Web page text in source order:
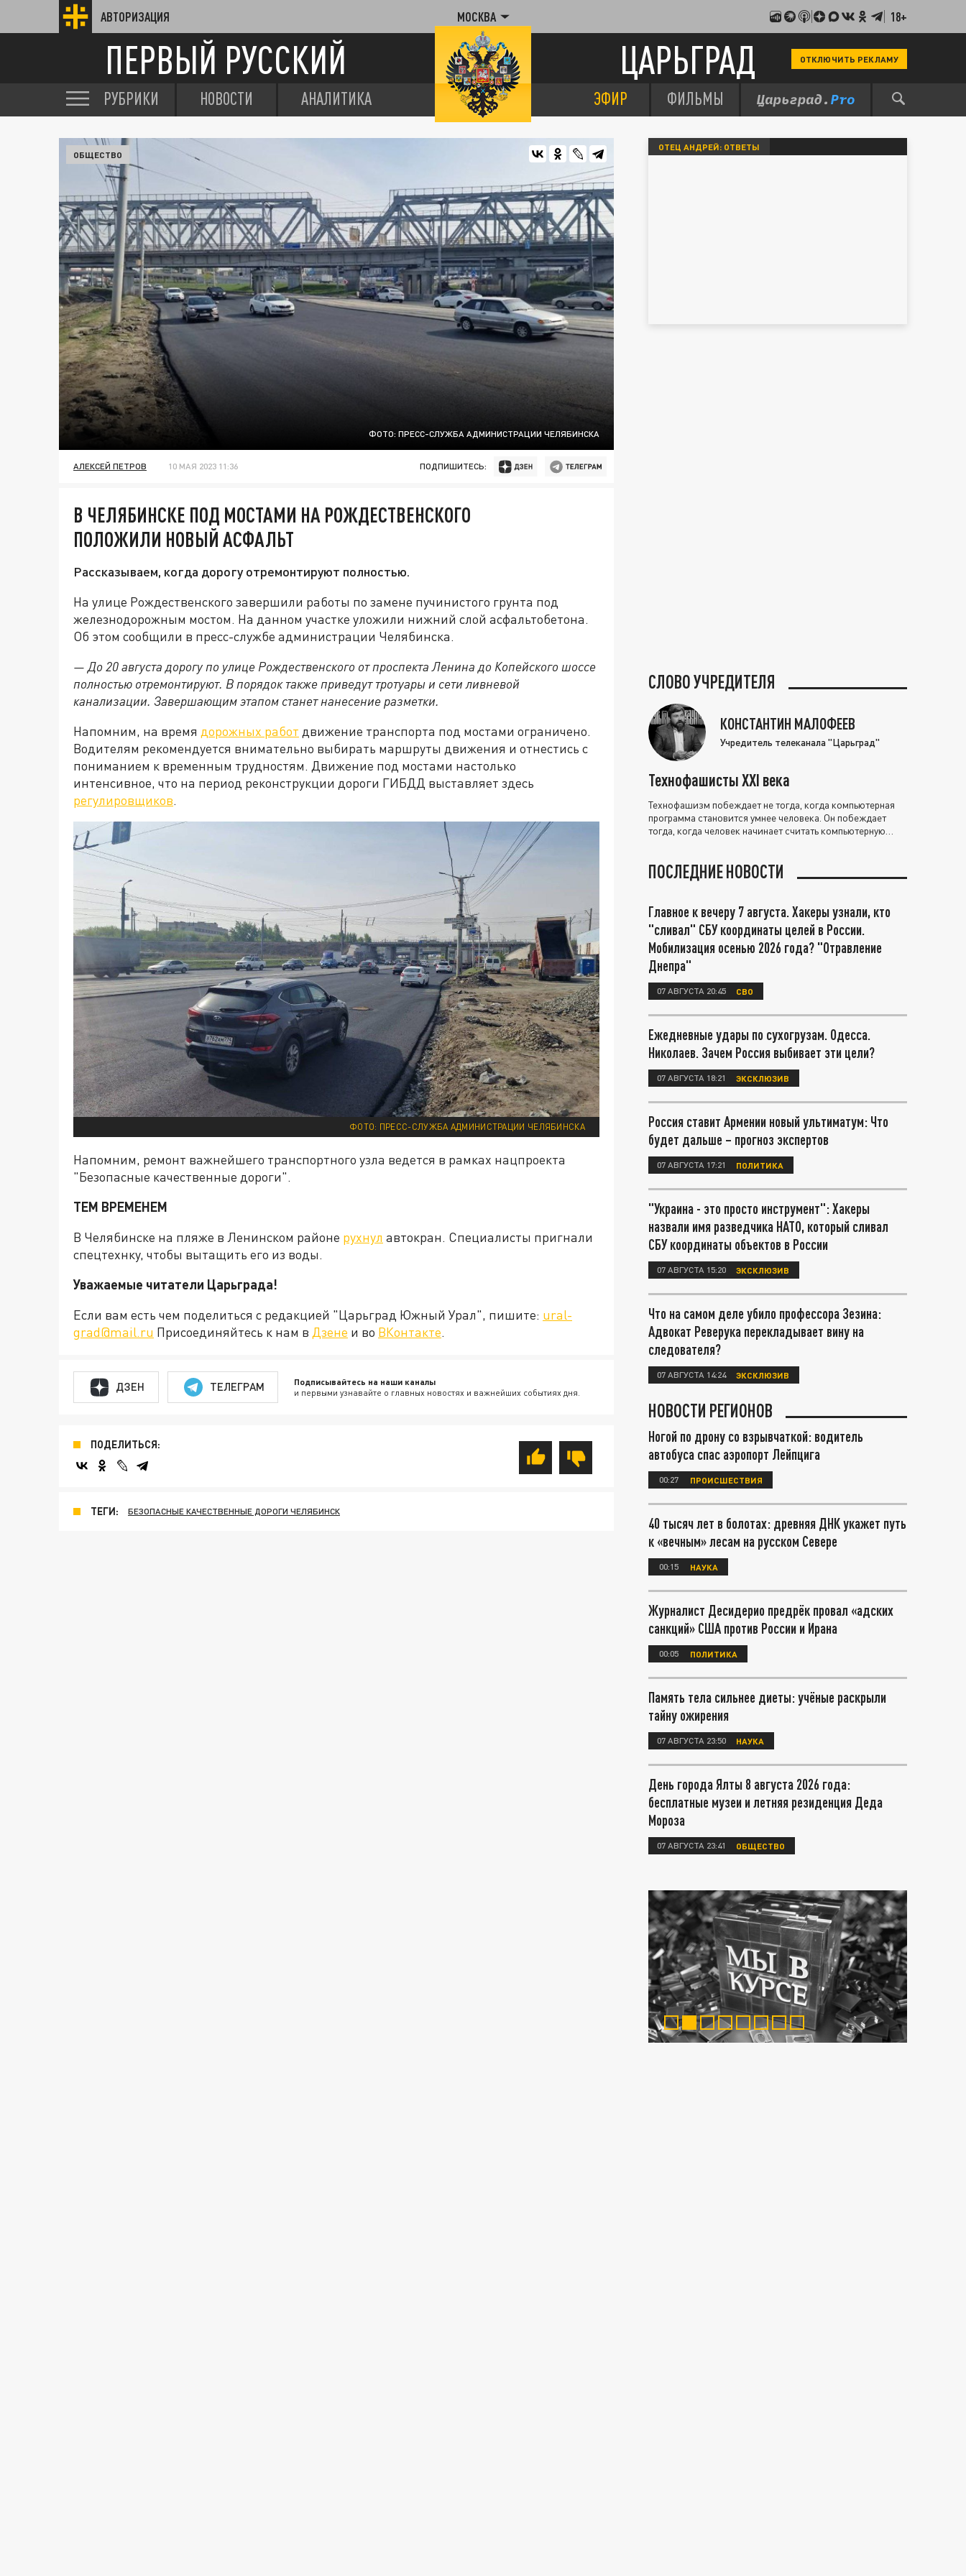
АВТОРИЗАЦИЯ МОСКВА 18+
ПЕРВЫЙ РУССКИЙ ЦАРЬГРАД ОТКЛЮЧИТЬ РЕКЛАМУ
РУБРИКИ НОВОСТИ АНАЛИТИКА ЭФИР ФИЛЬМЫ
ФОТО: ПРЕСС-СЛУЖБА АДМИНИСТРАЦИИ ЧЕЛЯБИНСКА
ОБЩЕСТВО
АЛЕКСЕЙ ПЕТРОВ 10 МАЯ 2023 11:36 ПОДПИШИТЕСЬ:
В ЧЕЛЯБИНСКЕ ПОД МОСТАМИ НА РОЖДЕСТВЕНСКОГО
ПОЛОЖИЛИ НОВЫЙ АСФАЛЬТ
Рассказываем, когда дорогу отремонтируют полностью.
На улице Рождественского завершили работы по замене пучинистого грунта под
железнодорожным мостом. На данном участке уложили нижний слой асфальтобетона.
Об этом сообщили в пресс-службе администрации Челябинска.
— До 20 августа дорогу по улице Рождественского от проспекта Ленина до Копейского шоссе
полностью отремонтируют. В порядок также приведут тротуары и сети ливневой
канализации. Завершающим этапом станет нанесение разметки.
Напомним, на время дорожных работ движение транспорта под мостами ограничено.
Водителям рекомендуется внимательно выбирать маршруты движения и отнестись с
пониманием к временным трудностям. Движение под мостами настолько
интенсивное, что на период реконструкции дороги ГИБДД выставляет здесь
регулировщиков.
ФОТО: ПРЕСС-СЛУЖБА АДМИНИСТРАЦИИ ЧЕЛЯБИНСКА
Напомним, ремонт важнейшего транспортного узла ведется в рамках нацпроекта
"Безопасные качественные дороги".
ТЕМ ВРЕМЕНЕМ
В Челябинске на пляже в Ленинском районе рухнул автокран. Специалисты пригнали
спецтехнку, чтобы вытащить его из воды.
Уважаемые читатели Царьграда!
Если вам есть чем поделиться с редакцией "Царьград Южный Урал", пишите: ural-
grad@mail.ru Присоединяйтесь к нам в Дзене и во ВКонтакте.
ДЗЕН ТЕЛЕГРАМ Подписывайтесь на наши каналы
и первыми узнавайте о главных новостях и важнейших событиях дня.
ПОДЕЛИТЬСЯ:
ТЕГИ: БЕЗОПАСНЫЕ КАЧЕСТВЕННЫЕ ДОРОГИ ЧЕЛЯБИНСК
ОТЕЦ АНДРЕЙ: ОТВЕТЫ
СЛОВО УЧРЕДИТЕЛЯ
КОНСТАНТИН МАЛОФЕЕВ
Учредитель телеканала "Царьград"
Технофашисты XXI века
Технофашизм побеждает не тогда, когда компьютерная
программа становится умнее человека. Он побеждает
тогда, когда человек начинает считать компьютерную
ПОСЛЕДНИЕ НОВОСТИ
Главное к вечеру 7 августа. Хакеры узнали, кто
"сливал" СБУ координаты целей в России.
Мобилизация осенью 2026 года? "Отравление
Днепра"
07 АВГУСТА 20:45 СВО
Ежедневные удары по сухогрузам. Одесса.
Николаев. Зачем Россия выбивает эти цели?
07 АВГУСТА 18:21 ЭКСКЛЮЗИВ
Россия ставит Армении новый ультиматум: Что
будет дальше – прогноз экспертов
07 АВГУСТА 17:21 ПОЛИТИКА
"Украина - это просто инструмент": Хакеры
назвали имя разведчика НАТО, который сливал
СБУ координаты объектов в России
07 АВГУСТА 15:20 ЭКСКЛЮЗИВ
Что на самом деле убило профессора Зезина:
Адвокат Реверука перекладывает вину на
следователя?
07 АВГУСТА 14:24 ЭКСКЛЮЗИВ
НОВОСТИ РЕГИОНОВ
Ногой по дрону со взрывчаткой: водитель
автобуса спас аэропорт Лейпцига
00:27 ПРОИСШЕСТВИЯ
40 тысяч лет в болотах: древняя ДНК укажет путь
к «вечным» лесам на русском Севере
00:15 НАУКА
Журналист Десидерио предрёк провал «адских
санкций» США против России и Ирана
00:05 ПОЛИТИКА
Память тела сильнее диеты: учёные раскрыли
тайну ожирения
07 АВГУСТА 23:50 НАУКА
День города Ялты 8 августа 2026 года:
бесплатные музеи и летняя резиденция Деда
Мороза
07 АВГУСТА 23:41 ОБЩЕСТВО